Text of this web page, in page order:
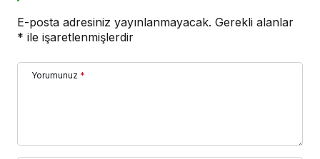
E-posta adresiniz yayınlanmayacak. Gerekli alanlar
* ile işaretlenmişlerdir
Yorumunuz *